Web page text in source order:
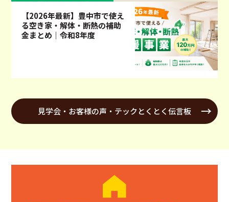
【2026年最新】豊中市で使え
る空き家・解体・断熱の補助
金まとめ｜令和8年度
見学会・お客様の声・テックとくとく伝言板